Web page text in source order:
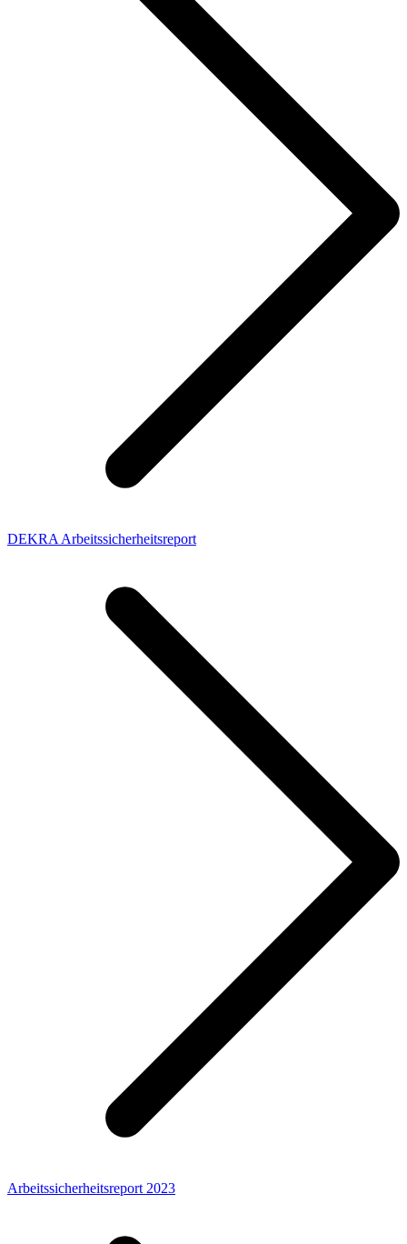
DEKRA Arbeitssicherheitsreport
Arbeitssicherheitsreport 2023